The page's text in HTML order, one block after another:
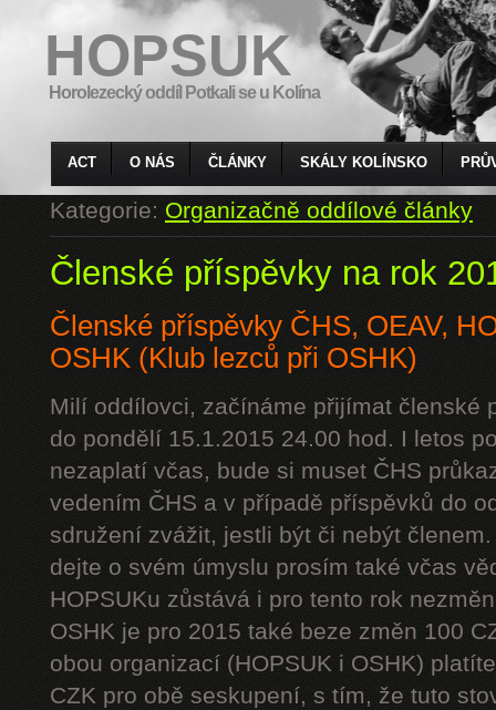
HOPSUK
Horolezecký oddíl Potkali se u Kolína
ACT O NÁS ČLÁNKY SKÁLY KOLÍNSKO
Kategorie:Organizačně oddílové články
Členské příspěvky na rok
Členské příspěvky ČHS, OEAV,
OSHK (Klub lezců při OSHK)
Milí oddílovci, začínáme přijímat členské
do pondělí 15.1.2015 24.00 hod. I letos
nezaplatí včas, bude si muset ČHS
vedením ČHS a v případě příspěvků do
sdružení zvážit, jestli být či nebýt
dejte o svém úmyslu prosím také včas
HOPSUKu zůstává i pro tento rok
OSHK je pro 2015 také beze změn 100
obou organizací (HOPSUK i OSHK)
CZK pro obě seskupení, s tím, že tuto